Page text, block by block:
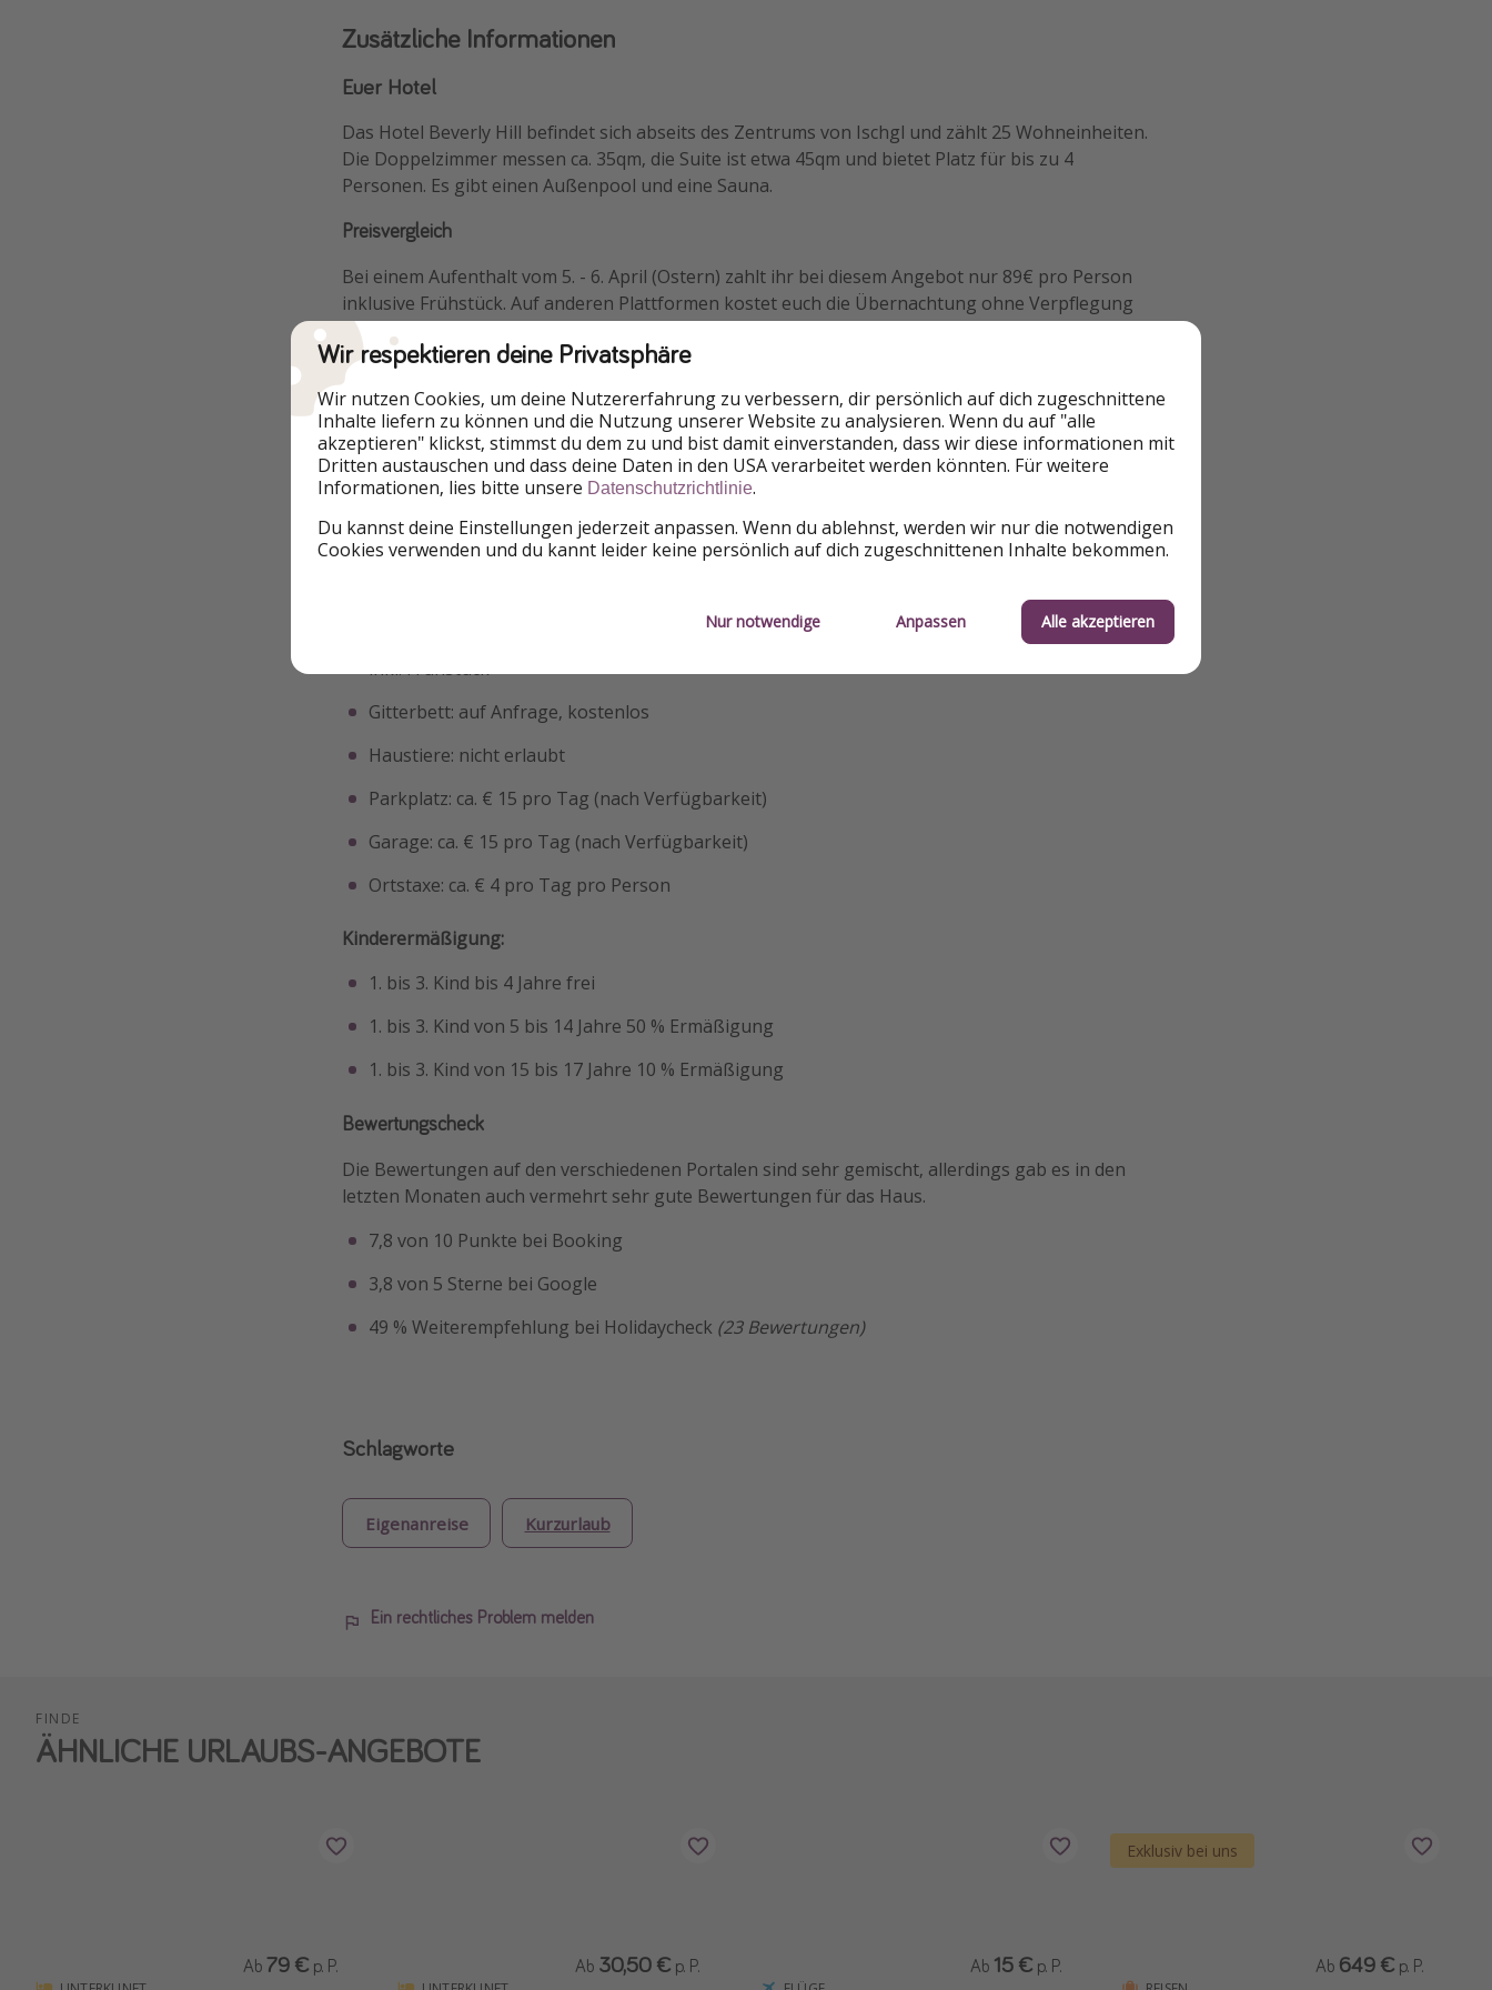
Zusätzliche Informationen
Euer Hotel
Das Hotel Beverly Hill befindet sich abseits des Zentrums von Ischgl und zählt 25 Wohneinheiten.
Die Doppelzimmer messen ca. 35qm, die Suite ist etwa 45qm und bietet Platz für bis zu 4
Personen. Es gibt einen Außenpool und eine Sauna.
Preisvergleich
Bei einem Aufenthalt vom 5. - 6. April (Ostern) zahlt ihr bei diesem Angebot nur 89€ pro Person
inklusive Frühstück. Auf anderen Plattformen kostet euch die Übernachtung ohne Verpflegung
bereits mindestens 129€ pro Person. Ihr spart also schon mal 40€ pro Person und das Frühstück
gibt es noch obendrauf.
inkl. Frühstück
Gitterbett: auf Anfrage, kostenlos
Haustiere: nicht erlaubt
Parkplatz: ca. € 15 pro Tag (nach Verfügbarkeit)
Garage: ca. € 15 pro Tag (nach Verfügbarkeit)
Ortstaxe: ca. € 4 pro Tag pro Person
Kinderermäßigung:
1. bis 3. Kind bis 4 Jahre frei
1. bis 3. Kind von 5 bis 14 Jahre 50 % Ermäßigung
1. bis 3. Kind von 15 bis 17 Jahre 10 % Ermäßigung
Bewertungscheck
Die Bewertungen auf den verschiedenen Portalen sind sehr gemischt, allerdings gab es in den
letzten Monaten auch vermehrt sehr gute Bewertungen für das Haus.
7,8 von 10 Punkte bei Booking
3,8 von 5 Sterne bei Google
49 % Weiterempfehlung bei Holidaycheck (23 Bewertungen)
Schlagworte
Eigenanreise Kurzurlaub
Ein rechtliches Problem melden
FINDE
ÄHNLICHE URLAUBS-ANGEBOTE
Ab 79 € p. P. Ab 30,50 € p. P. Ab 15 € p. P.
Exklusiv bei uns
Ab 649 € p. P.
Wir respektieren deine Privatsphäre
Wir nutzen Cookies, um deine Nutzererfahrung zu verbessern, dir persönlich auf dich zugeschnittene
Inhalte liefern zu können und die Nutzung unserer Website zu analysieren. Wenn du auf "alle
akzeptieren" klickst, stimmst du dem zu und bist damit einverstanden, dass wir diese informationen mit
Dritten austauschen und dass deine Daten in den USA verarbeitet werden könnten. Für weitere
Informationen, lies bitte unsere Datenschutzrichtlinie.
Du kannst deine Einstellungen jederzeit anpassen. Wenn du ablehnst, werden wir nur die notwendigen
Cookies verwenden und du kannt leider keine persönlich auf dich zugeschnittenen Inhalte bekommen.
Nur notwendige Anpassen Alle akzeptieren